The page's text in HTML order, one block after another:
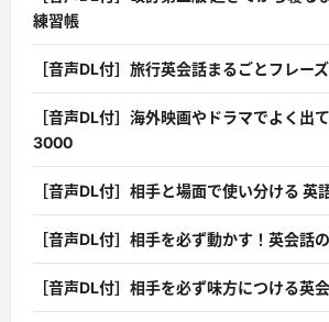
練習帳
［音声DL付］旅行英会話まるごとフレーズ
［音声DL付］海外映画やドラマでよく出
3000
［音声DL付］相手と場面で使い分ける 英
［音声DL付］相手を必ず動かす！英会話
［音声DL付］相手を必ず味方につける英